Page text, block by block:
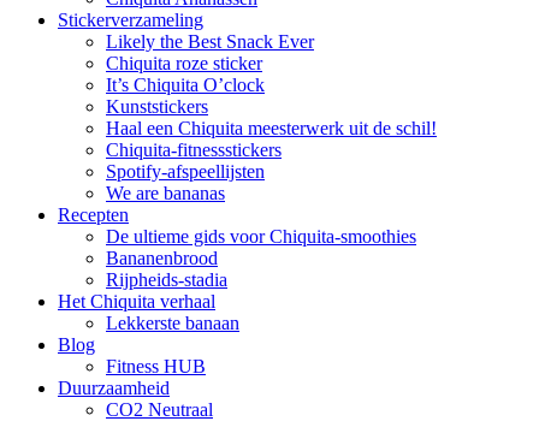
Stickerverzameling
Likely the Best Snack Ever
Chiquita roze sticker
It’s Chiquita O’clock
Kunststickers
Haal een Chiquita meesterwerk uit de schil!
Chiquita-fitnessstickers
Spotify-afspeellijsten
We are bananas
Recepten
De ultieme gids voor Chiquita-smoothies
Bananenbrood
Rijpheids-stadia
Het Chiquita verhaal
Lekkerste banaan
Blog
Fitness HUB
Duurzaamheid
CO2 Neutraal